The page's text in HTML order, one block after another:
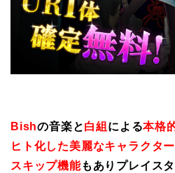
Bishの音楽と白組 による本格
ヒト化した美麗なキャラクター
スキップ機能もありプレイス